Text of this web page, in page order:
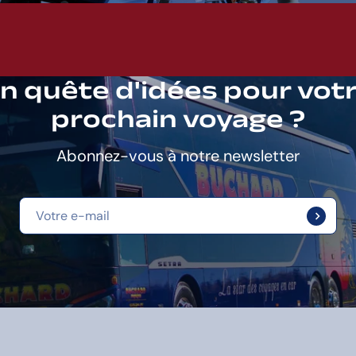
quête d'idées pour
prochain voyage ?
Abonnez-vous à notre newsletter